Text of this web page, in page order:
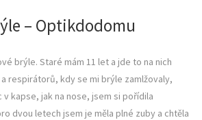
– Optikdodomu
brýle. Staré mám 11 let a jde to na nich
respirátorů, kdy se mi brýle zamlžovaly,
v kapse, jak na nose, jsem si pořídila
dvou letech jsem je měla plné zuby a chtěla